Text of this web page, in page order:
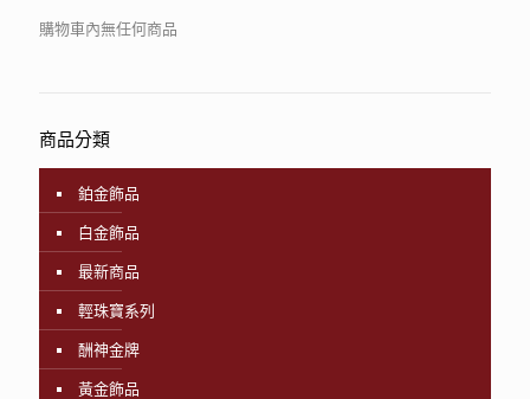
購物車內無任何商品
商品分類
鉑金飾品
白金飾品
最新商品
輕珠寶系列
酬神金牌
黃金飾品